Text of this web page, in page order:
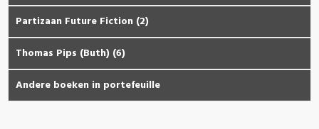
Partizaan Future Fiction (2)
Thomas Pips (Buth) (6)
Andere boeken in portefeuille